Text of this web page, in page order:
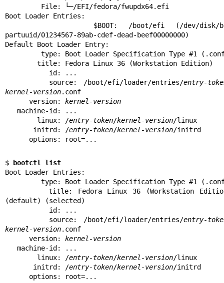
Boot Loader Entries:
partuuid/01234567-89ab-cdef-dead-beef00000000)
Default Boot Loader Entry:
       source: /boot/efi/loader/entries/
entry-
kernel-version.conf
      version:
kernel-version
        linux: /
entry-token/kernel-version/linux
       initrd: /
entry-token/kernel-version/initrd
      options: root=...
$
bootctl list
Boot Loader Entries:
(default) (selected)
       source: /boot/efi/loader/entries/
entry-
kernel-version.conf
      version:
kernel-version
        linux: /
entry-token/kernel-version/linux
       initrd: /
entry-token/kernel-version/initrd